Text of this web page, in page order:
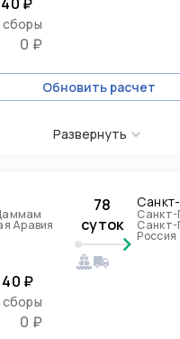
сборы
0 ₽
Обновить расчет
Развернуть
Аравия
78
суток
Санкт-
Санкт-
Россия
₽
сборы
0 ₽